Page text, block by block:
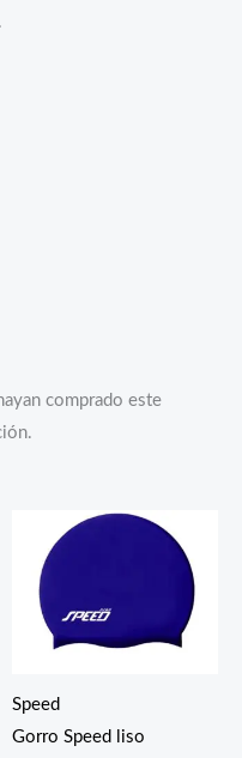
comprado este
Speed
Gorro Speed liso